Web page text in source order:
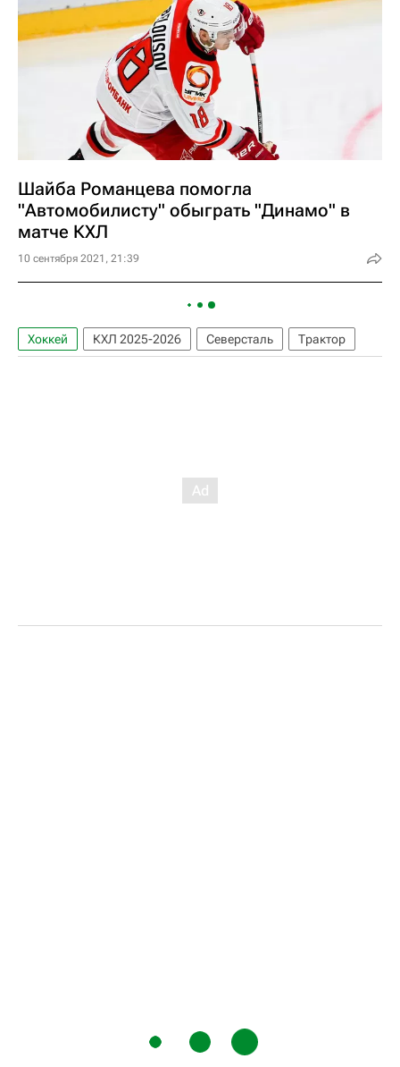
Шайба Романцева помогла
"Автомобилисту" обыграть "Динамо" в
матче КХЛ
10 сентября 2021, 21:39
Хоккей КХЛ 2025-2026 Северсталь Трактор